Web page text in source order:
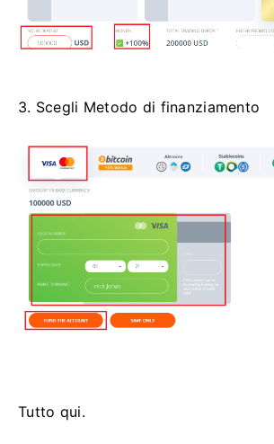
3. Scegli Metodo di finanziamento
Tutto qui.